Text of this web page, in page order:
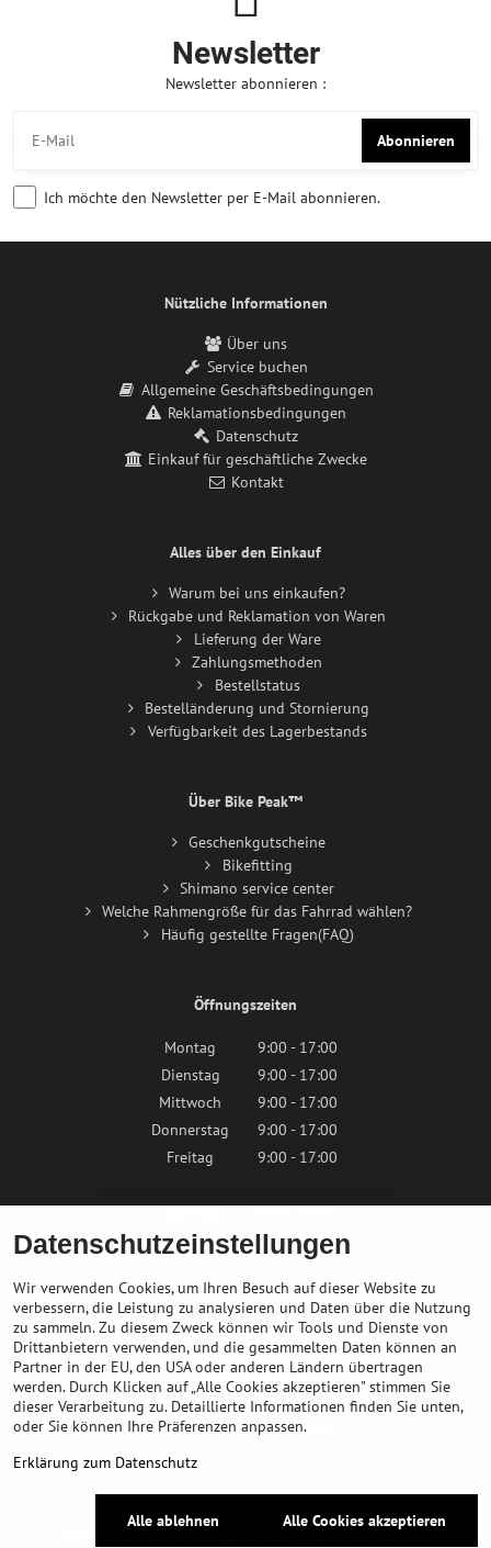
Newsletter
Newsletter abonnieren :
Abonnieren
Ich möchte den Newsletter per E-Mail abonnieren.
Nützliche Informationen
Über uns
Service buchen
Allgemeine Geschäftsbedingungen
Reklamationsbedingungen
Datenschutz
Einkauf für geschäftliche Zwecke
Kontakt
Alles über den Einkauf
Warum bei uns einkaufen?
Rückgabe und Reklamation von Waren
Lieferung der Ware
Zahlungsmethoden
Bestellstatus
Bestelländerung und Stornierung
Verfügbarkeit des Lagerbestands
Über Bike Peak™
Geschenkgutscheine
Bikefitting
Shimano service center
Welche Rahmengröße für das Fahrrad wählen?
Häufig gestellte Fragen(FAQ)
Öffnungszeiten
Montag
9:00 - 17:00
Dienstag
9:00 - 17:00
Mittwoch
9:00 - 17:00
Donnerstag
9:00 - 17:00
Freitag
9:00 - 17:00
Samstag
9:00 - 12:00
Sonntag
Geschlossen
Kontaktieren Sie uns
info@bikepeak.de
+436764858804
Zum Geschäft navigieren
©
Urheberrecht
Erklärung zum Datenschutz
Datenschutzeinstellungen
Wir verwenden Cookies, um Ihren Besuch auf dieser Website zu
verbessern, die Leistung zu analysieren und Daten über die Nutzung
zu sammeln. Zu diesem Zweck können wir Tools und Dienste von
Drittanbietern verwenden, und die gesammelten Daten können an
Partner in der EU, den USA oder anderen Ländern übertragen
werden. Durch Klicken auf „Alle Cookies akzeptieren" stimmen Sie
dieser Verarbeitung zu. Detaillierte Informationen finden Sie unten,
oder Sie können Ihre Präferenzen anpassen.
Erklärung zum Datenschutz
Alle Cookies akzeptieren
Alle ablehnen